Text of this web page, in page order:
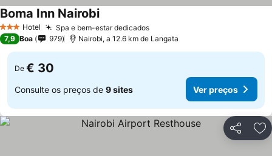
3 EstrelasHotel Spa e bem-estar dedicadosVer preços
Boma Inn NairobiVer preços
7,9 Boa 979 Nairobi, a 12.6 km de Langata
De € 30
Consulte os preços de 9 sites Ver preços
Partilhar